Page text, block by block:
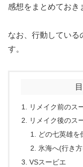
感想をまとめておき
なお、行動している
す。
リメイク前のス
リメイク後のス
どの七英雄を
氷海へ(行き
VSスービエ